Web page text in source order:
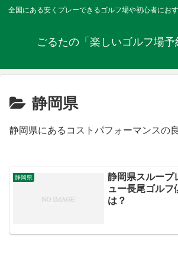
全国にある安くプレーできるゴルフ場や初心者にお
ごるたの「楽しいゴルフ場予
静岡県
静岡県にあるコストパフォーマンスの
静岡県
静岡県スループ
ュー長尾ゴルフ
は？